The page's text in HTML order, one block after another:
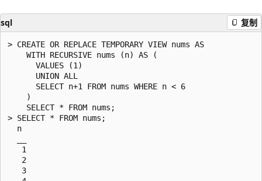
sql 复制
> CREATE OR REPLACE TEMPORARY VIEW nums AS
    WITH RECURSIVE nums (n) AS (
      VALUES (1)
      UNION ALL
      SELECT n+1 FROM nums WHERE n < 6
    )
    SELECT * FROM nums;
> SELECT * FROM nums;
  n
   1
   2
   3